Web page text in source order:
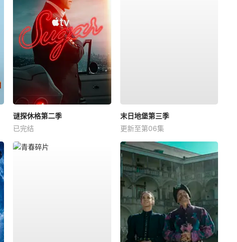
谜探休格第二季
已完结
末日地堡第三季
更新至第06集